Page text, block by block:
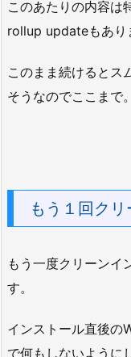
このあたりの内容は
rollup updateもあり
このまま続けるとス
そうなのでここまで。
もう１回ク
もう一度クリーンイ
す。
インストール直後
で何もしないように